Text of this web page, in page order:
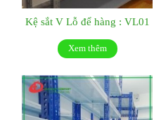
Kệ sắt V Lỗ để hàng : VL01
Xem thêm